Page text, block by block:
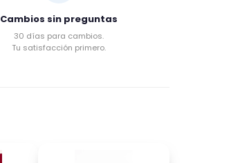
Cambios sin preguntas
30 días para cambios.
Tu satisfacción primero.